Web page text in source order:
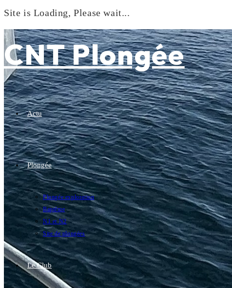
Site is Loading, Please wait...
to
content
CNT Plongée
Actu
Plongée
Plongée exploration
Baptême
N1 et N2
Site de plongées
Le Club